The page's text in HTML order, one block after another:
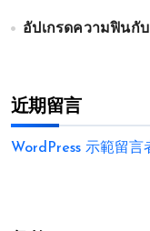
อัปเกรดความฟินกั
近期留言
WordPress 示範留言